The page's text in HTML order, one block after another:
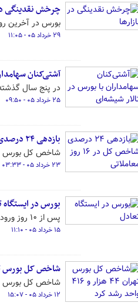
چرخش نقدینگی
بورس در آخرین
۲۹ خرداد ۰۵ - ۱۱:۰۵
آشتی‌کنان
در پنج سال
۲۵ خرداد ۰۵ - ۰۹:۵۰
بازدهی ۲۴ درصدی شاخص کل در ۱۶ روز معاملاتی
شاخص کل بورس در ۱۶ روز معاملاتی اخیر، بازدهی حدود ۲۴ درصدی را
۲۳ خرداد ۰۵ - ۰۳:۳۳
بورس در ایستگاه
پس از ۱۰ روز ورود سرمایه حقیقی، معاملات بالا و رشد شاخص‌ها نشان‌دهنده تداوم روند صعودی در بازار سرمایه است.
۱۵ خرداد ۰۵ - ۱۱:۱۰
شاخص کل بورس تهران ۴۴ هزار و
شاخص کل بورس تهران در
۱۲ خرداد ۰۵ - ۱۵:۰۷